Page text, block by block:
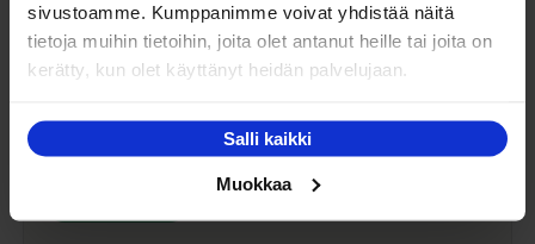
sivustoamme. Kumppanimme voivat yhdistää näitä
tietoja muihin tietoihin, joita olet antanut heille tai joita on
kerätty, kun olet käyttänyt heidän palvelujaan.
Salli kaikki
Muokkaa
Maksuaikaa ostoksillesi
Saat maksuaikaa ostoksillesi jopa 30 päivää tai erissä
osamaksulla 3-36kk.